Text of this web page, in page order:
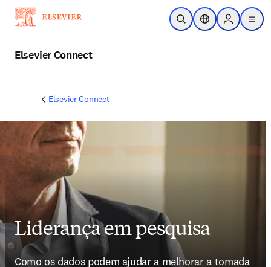
Ir para o conteúdo principal
Pesquisa aberta
Seletor deSign in to
menu
Elsevier Connect
Elsevier Connect
Liderança em pesquisa
Como os dados podem ajudar a melhorar a tomada